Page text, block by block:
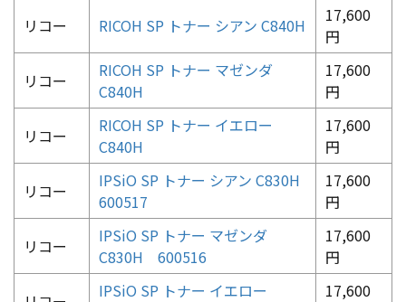
リコー RICOH SP トナー シアン C840H
17,600
円
リコー
RICOH SP トナー マゼンダ
C840H
17,600
円
リコー
RICOH SP トナー イエロー
C840H
17,600
円
リコー
IPSiO SP トナー シアン C830H
600517
17,600
円
リコー
IPSiO SP トナー マゼンダ
C830H 600516
17,600
円
IPSiO SP トナー イエロー
17,600